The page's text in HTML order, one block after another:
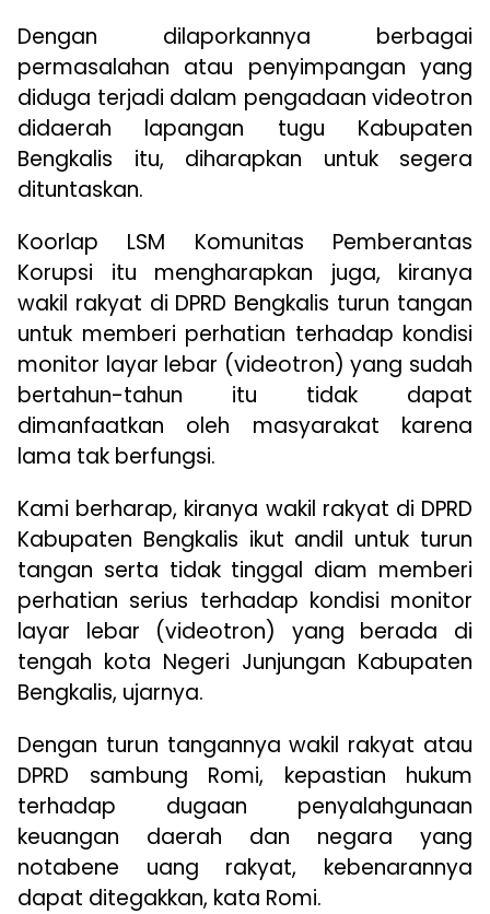
Dengan dilaporkannya berbagai
permasalahan atau penyimpangan yang
diduga terjadi dalam pengadaan videotron
didaerah lapangan tugu Kabupaten
Bengkalis itu, diharapkan untuk segera
dituntaskan.
Koorlap LSM Komunitas Pemberantas
Korupsi itu mengharapkan juga, kiranya
wakil rakyat di DPRD Bengkalis turun tangan
untuk memberi perhatian terhadap kondisi
monitor layar lebar (videotron) yang sudah
bertahun-tahun itu tidak dapat
dimanfaatkan oleh masyarakat karena
lama tak berfungsi.
Kami berharap, kiranya wakil rakyat di DPRD
Kabupaten Bengkalis ikut andil untuk turun
tangan serta tidak tinggal diam memberi
perhatian serius terhadap kondisi monitor
layar lebar (videotron) yang berada di
tengah kota Negeri Junjungan Kabupaten
Bengkalis, ujarnya.
Dengan turun tangannya wakil rakyat atau
DPRD sambung Romi, kepastian hukum
terhadap dugaan penyalahgunaan
keuangan daerah dan negara yang
notabene uang rakyat, kebenarannya
dapat ditegakkan, kata Romi.